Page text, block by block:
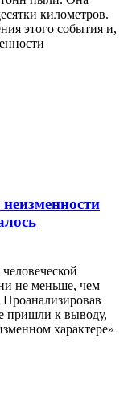
километров.
этого события и,
не меньше, чем
Проанализировав
пришли к выводу,
характере»